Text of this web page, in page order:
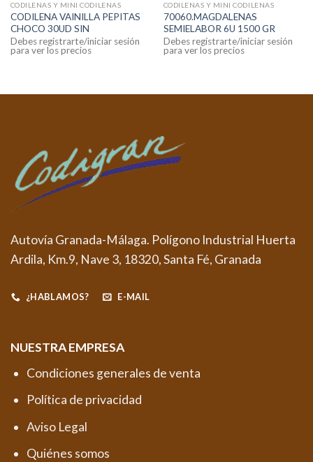
CODILENAS Y MINI CODILENAS
CODILENA VAINILLA PEPITAS
CHOCO 30UD SIN
Debes registrarte/iniciar sesión
para ver los precios
CODILENAS Y MINI CODILENAS
70060.MAGDALENAS
SEMIELABOR 6U 1500 GR
Debes registrarte/iniciar sesión
para ver los precios
Autovía Granada-Málaga. Polígono Industrial Huerta
Ardila, Km.9, Nave 3, 18320, Santa Fé, Granada
¿HABLAMOS? E-MAIL
NUESTRA EMPRESA
Condiciones generales de venta
Política de privacidad
Aviso Legal
Quiénes somos